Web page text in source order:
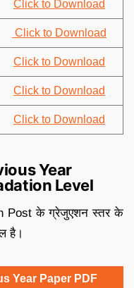
Click to Download
Click to Download
Click to Download
Click to Download
Click to Download
Year
Level
Post के ग्रेजुएशन स्तर के
है।
Year Paper PDF